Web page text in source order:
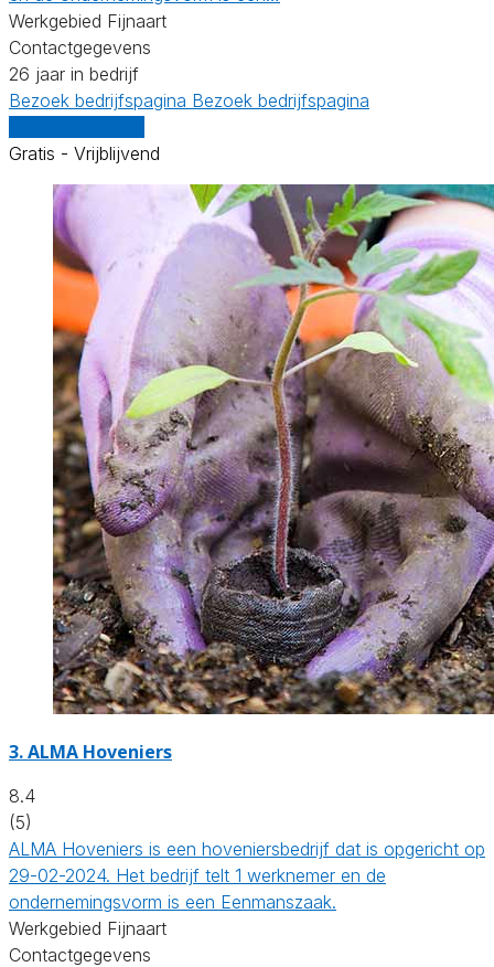
Werkgebied Fijnaart
Contactgegevens
26 jaar in bedrijf
Bezoek bedrijfspagina Bezoek bedrijfspagina
Gratis - Vrijblijvend
3.ALMA Hoveniers
8.4
(5)
ALMA Hoveniers is een hoveniersbedrijf dat is opgericht op
29-02-2024. Het bedrijf telt 1 werknemer en de
ondernemingsvorm is een Eenmanszaak.
Werkgebied Fijnaart
Contactgegevens